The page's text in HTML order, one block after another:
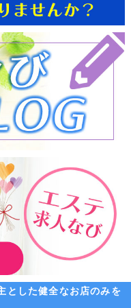
とした健全なお店のみを